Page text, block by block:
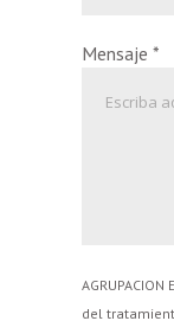
Mensaje *
AGRUPACION
del